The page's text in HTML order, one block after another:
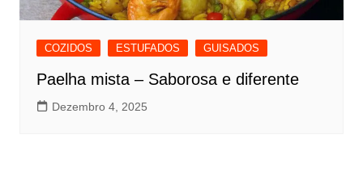
COZIDOS ESTUFADOS GUISADOS
Paelha mista – Saborosa e diferente
Dezembro 4, 2025